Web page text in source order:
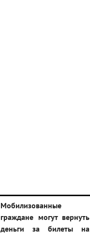
Мобилизованные
граждане могут вернуть
деньги за билеты на